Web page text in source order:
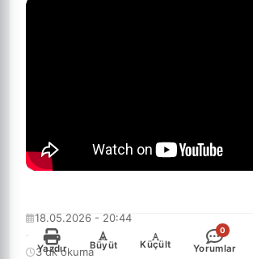
18.05.2026 - 20:44
·
3 dk okuma
Yazdır
+
Büyüt
-
Küçült
0
Yorumlar